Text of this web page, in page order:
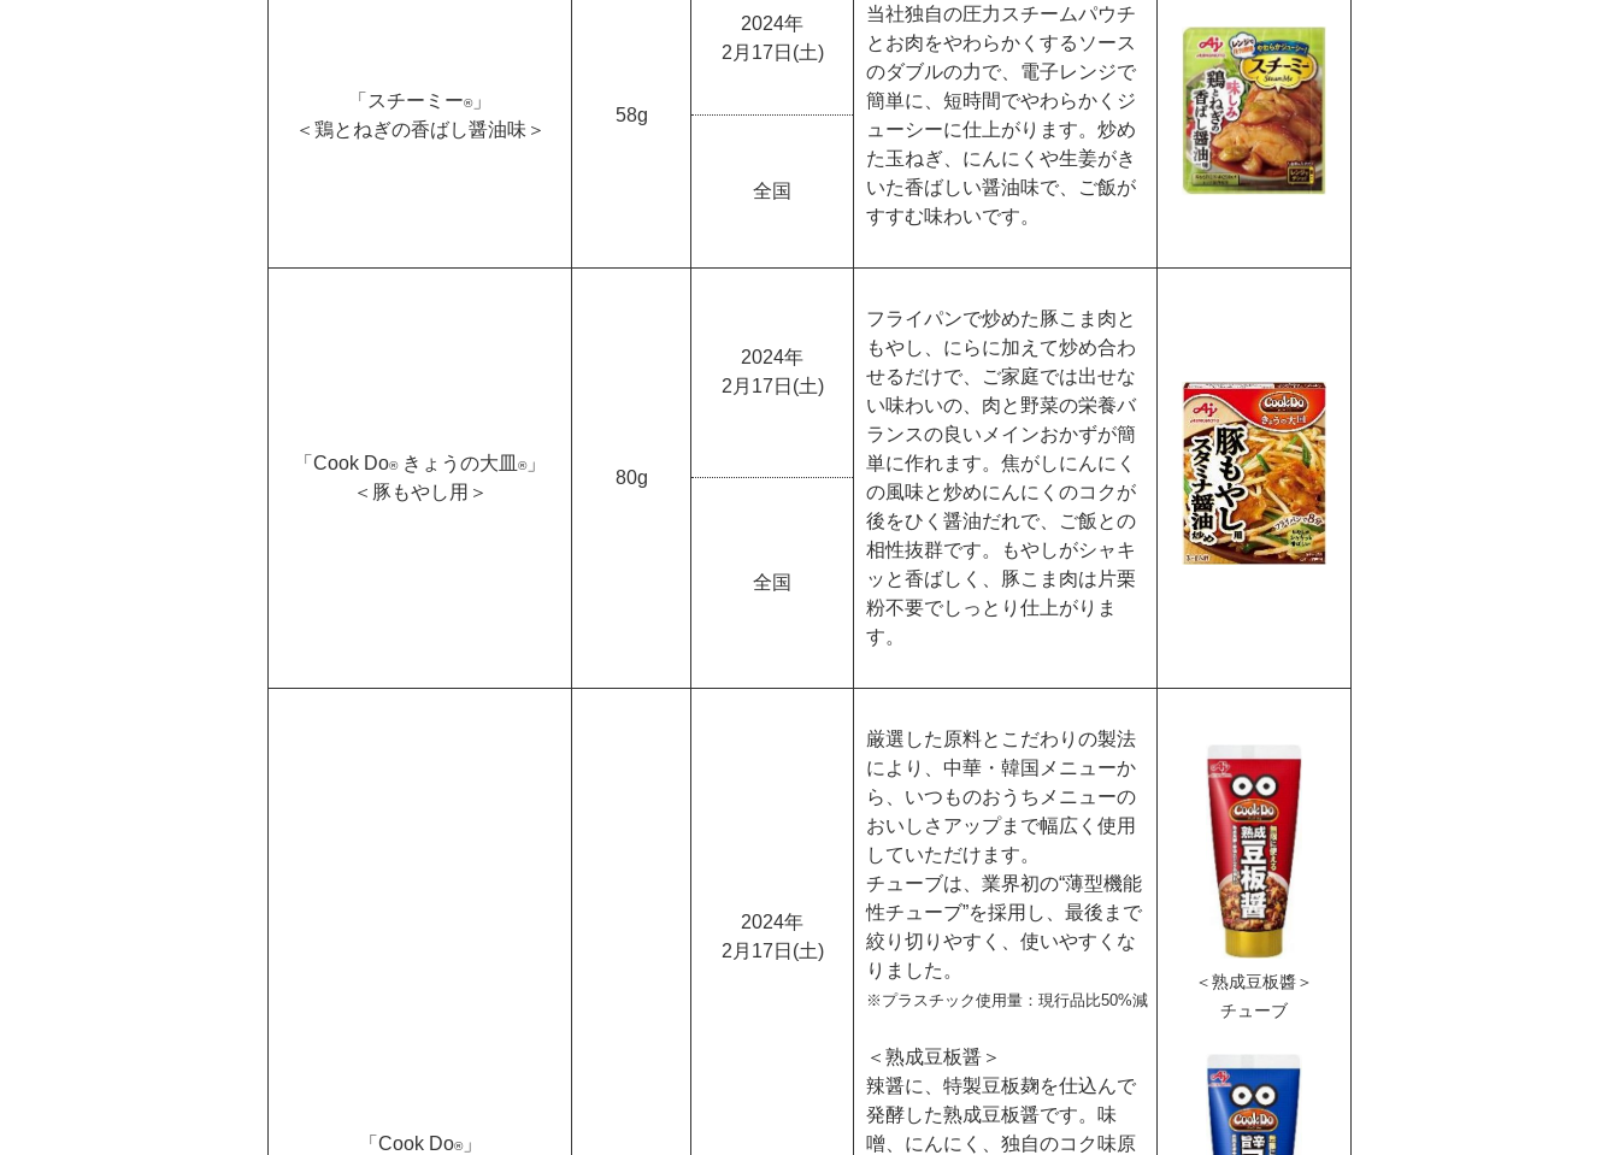
「スチーミー®」
＜鶏とねぎの香ばし醤油味＞
58g
2024年
2月17日(土)
当社独自の圧力スチームパウチ
とお肉をやわらかくするソース
のダブルの力で、電子レンジで
簡単に、短時間でやわらかくジ
ューシーに仕上がります。炒め
た玉ねぎ、にんにくや生姜がき
いた香ばしい醤油味で、ご飯が
すすむ味わいです。
全国
「Cook Do®きょうの大皿 ®」
＜豚もやし用＞
80g
2024年
2月17日(土)
フライパンで炒めた豚こま肉と
もやし、にらに加えて炒め合わ
せるだけで、ご家庭では出せな
い味わいの、肉と野菜の栄養バ
ランスの良いメインおかずが簡
単に作れます。焦がしにんにく
の風味と炒めにんにくのコクが
後をひく醤油だれで、ご飯との
相性抜群です。もやしがシャキ
ッと香ばしく、豚こま肉は片栗
粉不要でしっとり仕上がりま
す。
全国
「Cook Do®」
2024年
2月17日(土)
厳選した原料とこだわりの製法
により、中華・韓国メニューか
ら、いつものおうちメニューの
おいしさアップまで幅広く使用
していただけます。
チューブは、業界初の“薄型機能
性チューブ”を採用し、最後まで
絞り切りやすく、使いやすくな
りました。
※プラスチック使用量：現行品比50%減
＜熟成豆板醤＞
辣醤に、特製豆板麹を仕込んで
発酵した熟成豆板醤です。味
噌、にんにく、独自のコク味原
＜熟成豆板醬＞
チューブ